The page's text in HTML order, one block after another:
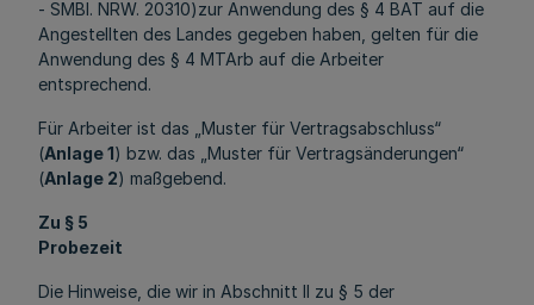
- SMBl. NRW. 20310)zur Anwendung des § 4 BAT auf die
Angestellten des Landes gegeben haben, gelten für die
Anwendung des § 4 MTArb auf die Arbeiter
entsprechend.
Für Arbeiter ist das „Muster für Vertragsabschluss“
(Anlage 1) bzw. das „Muster für Vertragsänderungen“
(Anlage 2) maßgebend.
Zu § 5
Probezeit
Die Hinweise, die wir in Abschnitt II zu § 5 der